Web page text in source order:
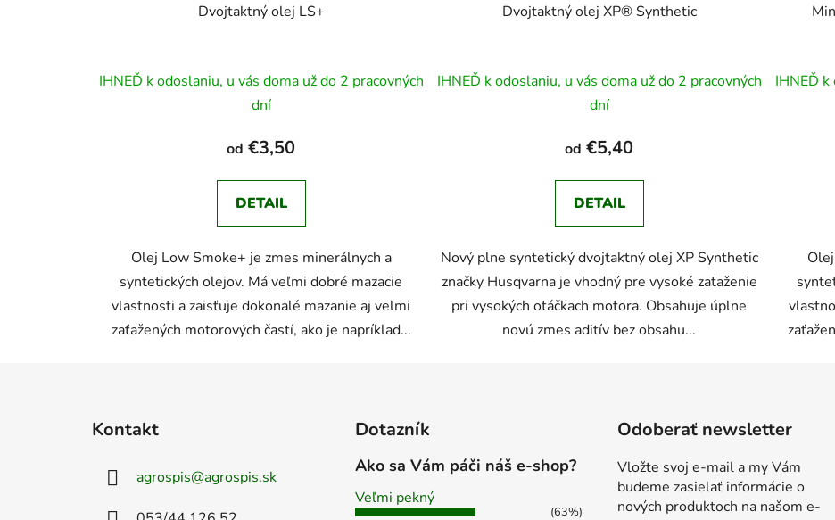
Dvojtaktný olej LS+
IHNEĎ k odoslaniu, u vás doma už do 2 pracovných
dní
od €3,50
DETAIL
Olej Low Smoke+ je zmes minerálnych a
syntetických olejov. Má veľmi dobré mazacie
vlastnosti a zaisťuje dokonalé mazanie aj veľmi
zaťažených motorových častí, ako je napríklad...
Dvojtaktný olej XP® Synthetic
IHNEĎ k odoslaniu, u vás doma už do 2 pracovných
dní
od €5,40
DETAIL
Nový plne syntetický dvojtaktný olej XP Synthetic
značky Husqvarna je vhodný pre vysoké zaťaženie
pri vysokých otáčkach motora. Obsahuje úplne
novú zmes aditív bez obsahu...
IHNEĎ k
Kontakt
agrospis@agrospis.sk
Dotazník
Ako sa Vám páči náš e-shop?
Veľmi pekný
(63%)
Odoberať newsletter
Vložte svoj e-mail a my Vám
budeme zasielať informácie o
nových produktoch na našom e-